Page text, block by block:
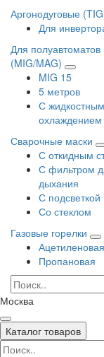
Аргонодуговые
Для
Для полуавтоматов
(MIG/MAG)
MIG 15
5 метров
С жидкостным
охлаждением
Сварочные маски
С откидным
С фильтром
дыхания
С подсветкой
Со стеклом
Газовые горелки
Ацетиленовая
Пропановая
Москва
Каталог товаров